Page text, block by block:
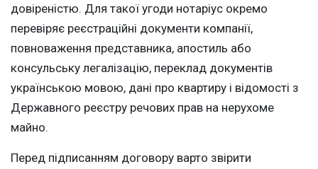
довіреністю. Для такої угоди нотаріус окремо
перевіряє реєстраційні документи компанії,
повноваження представника, апостиль або
консульську легалізацію, переклад документів
українською мовою, дані про квартиру і відомості з
Державного реєстру речових прав на нерухоме
майно.
Перед підписанням договору варто звірити